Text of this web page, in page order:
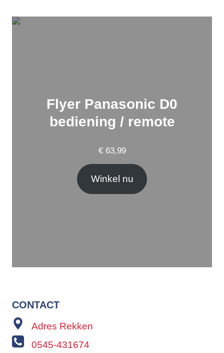
Flyer Panasonic D0
bediening / remote
€63,99
Winkel nu
CONTACT
Adres Rekken
0545-431674